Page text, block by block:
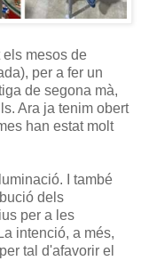
mesos de
per a fer un
de segona mà,
Ara ja tenim obert
han estat molt
I també
dels
per a les
intenció, a més,
tal d'afavorir el